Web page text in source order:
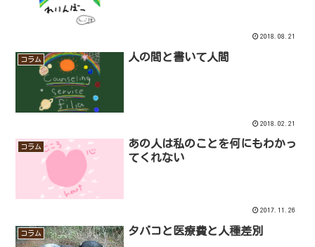
2018.08.21
コラム 人の間と書いて人間
2018.02.21
コラム
あの人は私のことを何にもわかっ
てくれない
2017.11.26
コラム タバコと医療費と人種差別